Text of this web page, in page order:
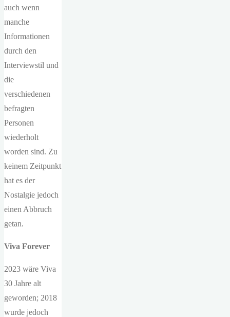
auch wenn
manche
Informationen
durch den
Interviewstil und
die
verschiedenen
befragten
Personen
wiederholt
worden sind. Zu
keinem Zeitpunkt
hat es der
Nostalgie jedoch
einen Abbruch
getan.
Viva Forever
2023 wäre Viva
30 Jahre alt
geworden; 2018
wurde jedoch